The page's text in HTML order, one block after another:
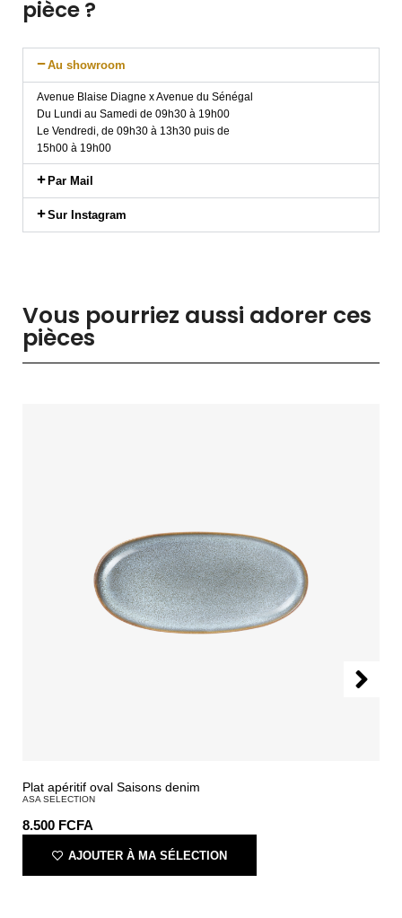
pièce ?
Au showroom
Avenue Blaise Diagne x Avenue du Sénégal
Du Lundi au Samedi de 09h30 à 19h00
Le Vendredi, de 09h30 à 13h30 puis de
15h00 à 19h00
Par Mail
Sur Instagram
Vous pourriez aussi adorer ces
pièces
Plat apéritif oval Saisons denim
ASA SELECTION
8.500 FCFA
AJOUTER À MA SÉLECTION